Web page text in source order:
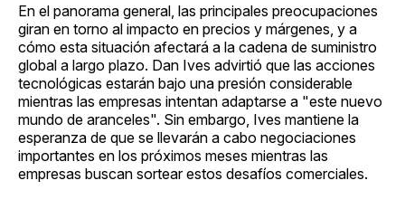
En el panorama general, las principales preocupaciones
giran en torno al impacto en precios y márgenes, y a
cómo esta situación afectará a la cadena de suministro
global a largo plazo. Dan Ives advirtió que las acciones
tecnológicas estarán bajo una presión considerable
mientras las empresas intentan adaptarse a "este nuevo
mundo de aranceles". Sin embargo, Ives mantiene la
esperanza de que se llevarán a cabo negociaciones
importantes en los próximos meses mientras las
empresas buscan sortear estos desafíos comerciales.